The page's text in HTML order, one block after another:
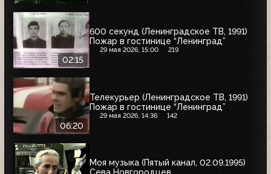
02:15
600 секунд (Ленинградское ТВ, 1991)
Пожар в гостинице “Ленинград”
29 мая 2026, 15:00 219
06:20
Телекурьер (Ленинградское ТВ, 1991)
Пожар в гостинице “Ленинград”
29 мая 2026, 14:36 142
Моя музыка (Пятый канал, 02.09.1995)